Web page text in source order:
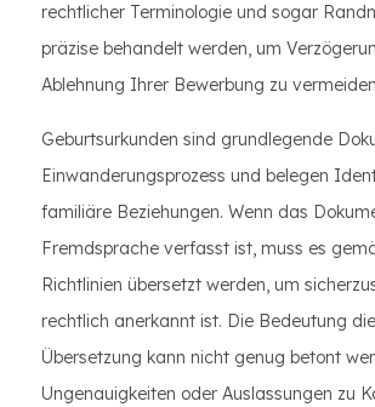
rechtlicher Terminologie und sogar
präzise behandelt werden, um
Ablehnung Ihrer Bewerbung zu
Geburtsurkunden sind grundlegende
Einwanderungsprozess und belegen
familiäre Beziehungen. Wenn das
Fremdsprache verfasst ist, muss es
Richtlinien übersetzt werden, um
rechtlich anerkannt ist. Die Bedeutung
Übersetzung kann nicht genug betont
Ungenauigkeiten oder Auslassungen zu